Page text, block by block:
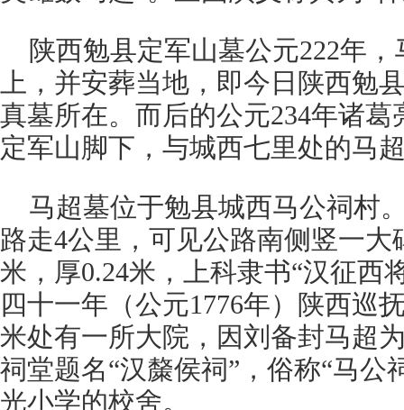
陕西勉县定军山墓公元222年
上，并安葬当地，即今日陕西勉
真墓所在。而后的公元234年诸
定军山脚下，与城西七里处的马
马超墓位于勉县城西马公祠村
路走4公里，可见公路南侧竖一大
米，厚0.24米，上科隶书“汉征西
四十一年（公元1776年）陕西巡
米处有一所大院，因刘备封马超
祠堂题名“汉斄侯祠”，俗称“马公
光小学的校舍。